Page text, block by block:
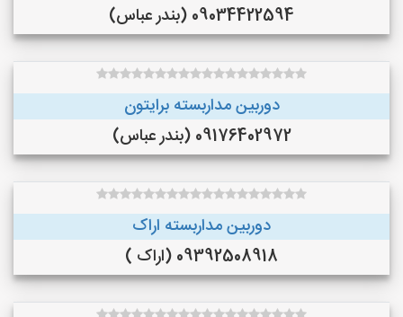
09034422594 (بندر عباس)
دوربین مداربسته برایتون
09176402972 (بندر عباس)
دوربین مداربسته اراک
09392508918 (اراک )